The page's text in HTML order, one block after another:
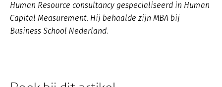
Human Resource consultancy gespecialiseerd in Human
Capital Measurement. Hij behaalde zijn MBA bij
Business School Nederland.